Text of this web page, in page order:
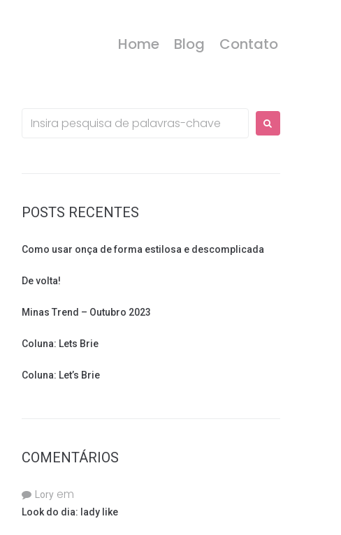
Home Blog Contato
Procurar:
POSTS RECENTES
Como usar onça de forma estilosa e descomplicada
De volta!
Minas Trend – Outubro 2023
Coluna: Lets Brie
Coluna: Let’s Brie
COMENTÁRIOS
Lory em
Look do dia: lady like